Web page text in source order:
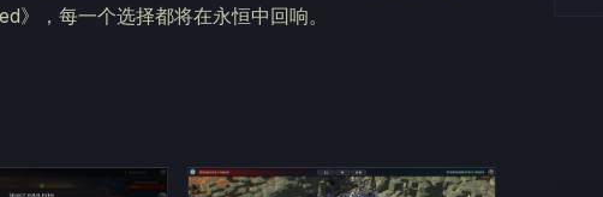
，每一个选择都将在永恒中回响。